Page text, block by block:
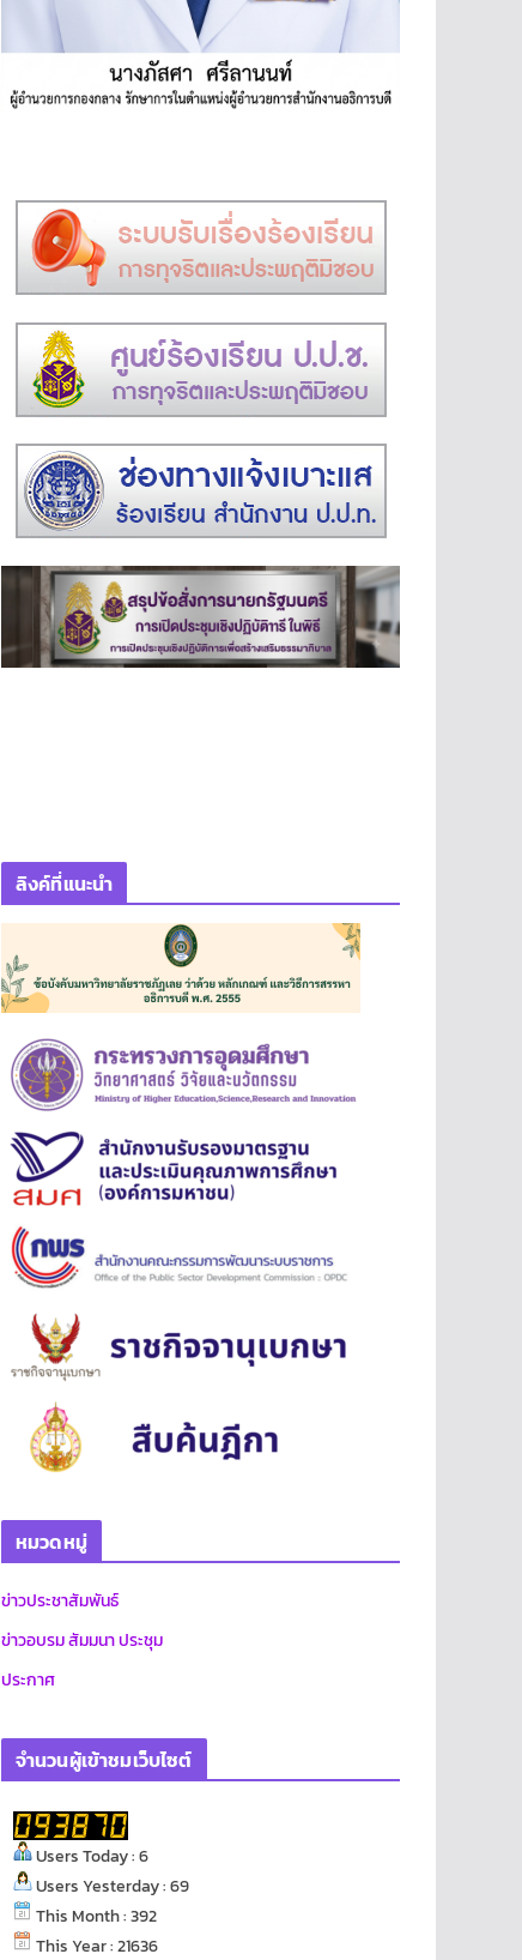
ลิงค์ที่แนะนำ
หมวดหมู่
ข่าวประชาสัมพันธ์
ข่าวอบรม สัมมนา ประชุม
ประกาศ
จำนวนผู้เข้าชมเว็บไซต์
Users Today : 6
Users Yesterday : 69
This Month : 392
This Year : 21636